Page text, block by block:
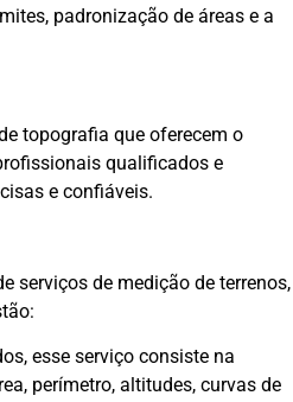
padronização de áreas e a
topografia que oferecem o
qualificados e
e confiáveis.
serviços de medição de terrenos,
esse serviço consiste na
perímetro, altitudes, curvas de